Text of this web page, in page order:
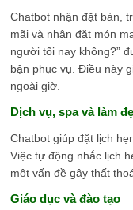
Chatbot nhận đặt bàn,
mãi và nhận đặt món
người tối nay không?”
bận phục vụ. Điều này
ngoài giờ.
Dịch vụ, spa và làm
Chatbot giúp đặt lịch
Việc tự động nhắc lịch
một vấn đề gây thất
Giáo dục và đào tạo